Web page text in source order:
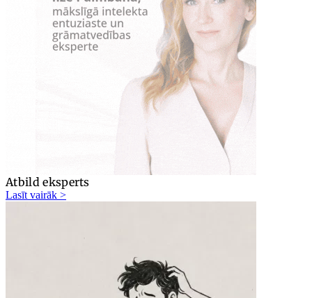
Atbild eksperts
Lasīt vairāk >